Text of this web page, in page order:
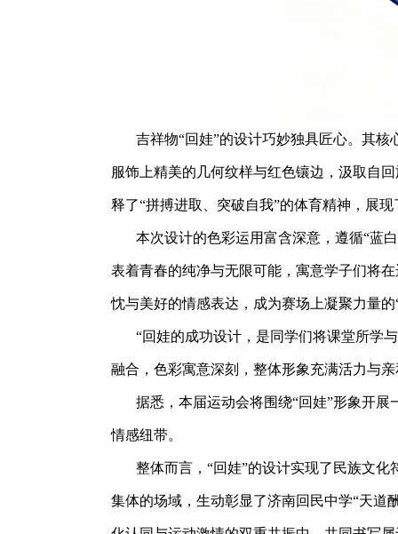
吉祥物“回娃”的设计巧妙独具匠心。其
服饰上精美的几何纹样与红色镶边，汲取自
释了“拼搏进取、突破自我”的体育精神，展
本次设计的色彩运用富含深意，遵循“蓝
表着青春的纯净与无限可能，寓意学子们将
忱与美好的情感表达，成为赛场上凝聚力量
“回娃的成功设计，是同学们将课堂所学
融合，色彩寓意深刻，整体形象充满活力与
据悉，本届运动会将围绕“回娃”形象开
情感纽带。
整体而言，“回娃”的设计实现了民族文
集体的场域，生动彰显了济南回民中学“天道